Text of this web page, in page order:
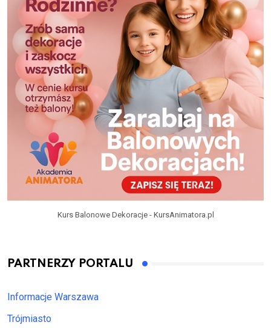
Kurs Balonowe Dekoracje - KursAnimatora.pl
PARTNERZY PORTALU
Informacje Warszawa
Trójmiasto